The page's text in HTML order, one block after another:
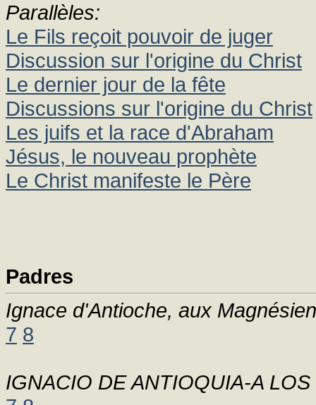
Parallèles:
Le Fils reçoit pouvoir de juger
Discussion sur l'origine du Christ
Le dernier jour de la fête
Discussions sur l'origine du Christ
Les juifs et la race d'Abraham
Jésus, le nouveau prophète
Le Christ manifeste le Père
Padres
Ignace d'Antioche, aux
7 8
IGNACIO DE ANTIOQUIA-A